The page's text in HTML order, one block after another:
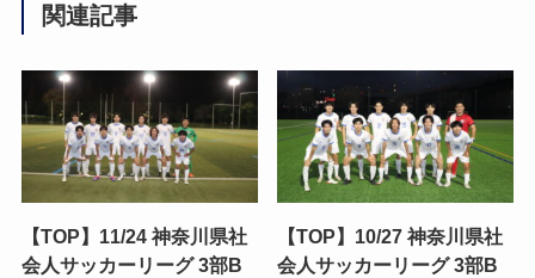
関連記事
【TOP】11/24 神奈川県社
会人サッカーリーグ 3部B
【TOP】10/27 神奈川県社
会人サッカーリーグ 3部B